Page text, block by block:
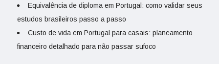
Equivalência de diploma em Portugal: como validar seus
estudos brasileiros passo a passo
Custo de vida em Portugal para casais: planeamento
financeiro detalhado para não passar sufoco